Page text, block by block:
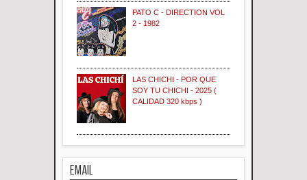
PATO C - DIRECTION VOL
2 - 1982
LAS CHICHI - POR QUE
SOY TU CHICHI - 2025 (
CALIDAD 320 kbps )
EMAIL